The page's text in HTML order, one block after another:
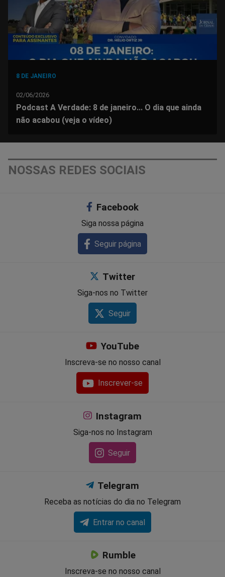
8 DE JANEIRO
02/06/2026
Podcast A Verdade: 8 de janeiro... O dia que ainda
não acabou (veja o vídeo)
NOSSAS REDES SOCIAIS
Facebook
Siga nossa página
Seguir página
Twitter
Siga-nos no Twitter
Seguir
YouTube
Inscreva-se no nosso canal
Inscrever-se
Instagram
Siga-nos no Instagram
Seguir
Telegram
Receba as notícias do dia no Telegram
Entrar no canal
Rumble
Inscreva-se no nosso canal